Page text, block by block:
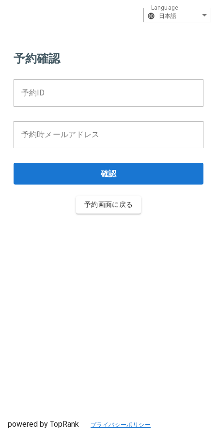
日本語
Language
予約確認
予約ID
予約時メールアドレス
確認
予約画面に戻る
powered by TopRank プライバシーポリシー